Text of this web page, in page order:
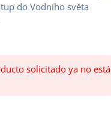
do Vodního světa
solicitado ya no está